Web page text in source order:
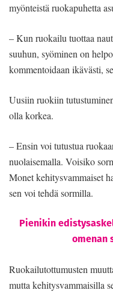
myönteistä ruokapuhetta
– Kun ruokailu tuottaa
suuhun, syöminen on
kommentoidaan ikävästi,
Uusiin ruokiin
olla korkea.
– Ensin voi tutustua
nuolaisemalla. Voisiko
Monet kehitysvammaiset
sen voi tehdä sormilla.
Pienikin
omenan
Ruokailutottumusten
mutta kehitysvammaisilla